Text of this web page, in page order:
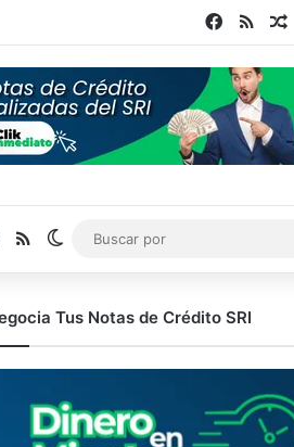
Facebook
RSS
Facebook
RSS Switch skin
Tus Notas de Crédito SRI